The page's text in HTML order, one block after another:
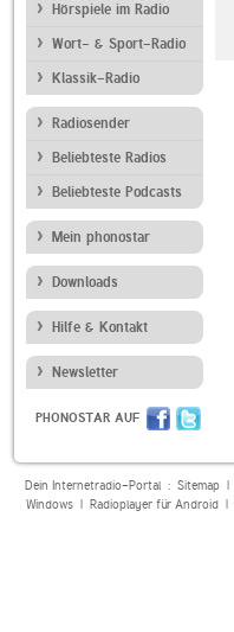
Hörspiele im Radio
Wort- & Sport-Radio
Klassik-Radio
Radiosender
Beliebteste Radios
Beliebteste Podcasts
Mein phonostar
Downloads
Hilfe & Kontakt
Newsletter
PHONOSTAR AUF
Dein Internetradio-Portal : Sitemap|
Windows| Radioplayer für Android|